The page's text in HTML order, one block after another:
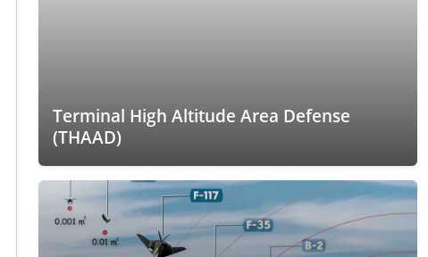
Terminal High Altitude Area Defense
(THAAD)